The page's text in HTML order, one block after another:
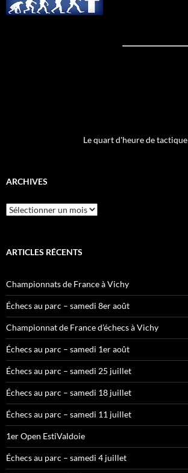
Le quart d'heure de tactique
ARCHIVES
Archives
ARTICLES RÉCENTS
Championnats de France à Vichy
Échecs au parc – samedi 8er août
Championnat de France d’échecs à Vichy
Échecs au parc – samedi 1er août
Échecs au parc – samedi 25 juillet
Échecs au parc – samedi 18 juillet
Échecs au parc – samedi 11 juillet
1er Open EstiValdoie
Échecs au parc – samedi 4 juillet